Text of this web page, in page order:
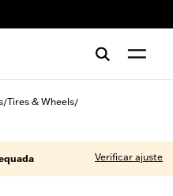
/Tires & Wheels/
Verificar ajuste